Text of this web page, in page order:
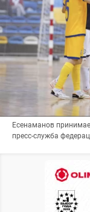
Есенаманов
пресс-служба